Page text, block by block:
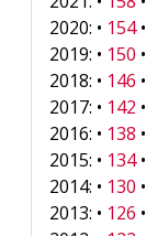
2020: • 154•
2019: • 150 •
2018: • 146 •
2017: • 142 •
2016: • 138 •
2015: • 134•
2014: • 130 •
2013: • 126 •